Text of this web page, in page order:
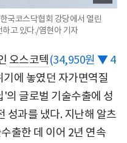
국코스닥협회 강당에서 열린
고 있다./염현아 기자
오스코텍(34,950원 ▼ 4
에 놓였던 자가면역질
의 글로벌 기술수출에 성
성과를 냈다. 지난해 알츠
출한 데 이어 2년 연속